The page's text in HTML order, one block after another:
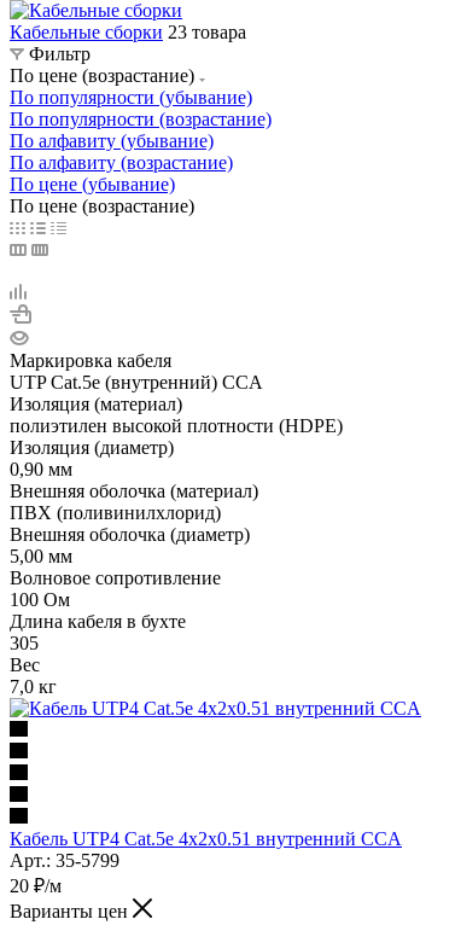
Кабельные сборки 23 товара
Фильтр
По цене (возрастание)
По популярности (убывание)
По популярности (возрастание)
По алфавиту (убывание)
По алфавиту (возрастание)
По цене (убывание)
По цене (возрастание)
Маркировка кабеля
UTP Cat.5e (внутренний) CCA
Изоляция (материал)
полиэтилен высокой плотности (HDPE)
Изоляция (диаметр)
0,90 мм
Внешняя оболочка (материал)
ПВХ (поливинилхлорид)
Внешняя оболочка (диаметр)
5,00 мм
Волновое сопротивление
100 Ом
Длина кабеля в бухте
305
Вес
7,0 кг
Кабель UTP4 Cat.5e 4x2x0.51 внутренний CCA
Арт.: 35-5799
20 ₽/м
Варианты цен